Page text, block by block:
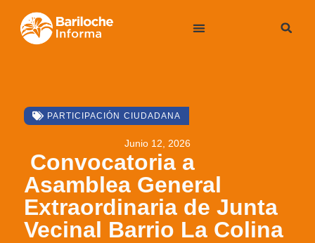
PARTICIPACIÓN CIUDADANA
Junio 12, 2026
Convocatoria a
Asamblea General
Extraordinaria de Junta
Vecinal Barrio La Colina